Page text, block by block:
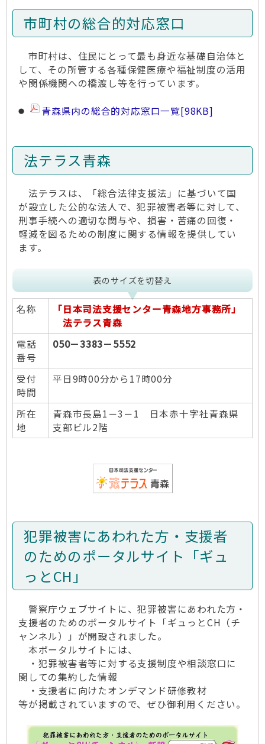
市町村の総合的対応窓口
市町村は、住民にとって最も身近な基礎自治体と
して、その所管する各種保健医療や福祉制度の活用
や関係機関への橋渡し等を行っています。
青森県内の総合的対応窓口一覧[98KB]
法テラス青森
法テラスは、「総合法律支援法」に基づいて国
が設立した公的な法人で、犯罪被害者等に対して、
刑事手続への適切な関与や、損害・苦痛の回復・
軽減を図るための制度に関する情報を提供してい
ます。
表のサイズを切替え
名称
「日本司法支援センター青森地方事務所」
法テラス青森
電話
番号
050－3383－5552
受付
時間
平日9時00分から17時00分
所在
地
青森市長島1－3－1 日本赤十字社青森県
支部ビル2階
犯罪被害にあわれた方・支援者
のためのポータルサイト「ギュ
っとCH」
警察庁ウェブサイトに、犯罪被害にあわれた方・
支援者のためのポータルサイト「ギュっとCH（チ
ャンネル）」が開設されました。
本ポータルサイトには、
・犯罪被害者等に対する支援制度や相談窓口に
関しての集約した情報
・支援者に向けたオンデマンド研修教材
等が掲載されていますので、ぜひ御利用ください。